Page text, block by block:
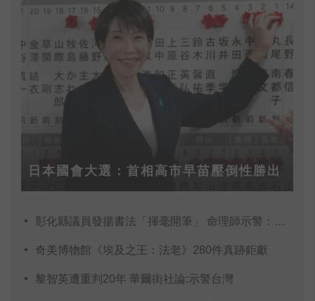
日本國會大選：首相高市早苗壓倒性勝出
彰化縣議員發揚書法「揮毫開筆」 命理師示警：不
奇美博物館《埃及之王：法老》280件真跡鉅獻
黎智英遭重判20年 華爾街社論:示警台灣